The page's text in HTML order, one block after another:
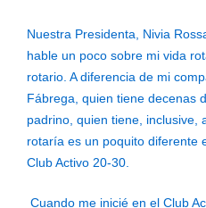
Nuestra Presidenta, Nivia
hable un poco sobre mi vida
rotario. A diferencia de mi
Fábrega, quien tiene decenas
padrino, quien tiene, inclusive,
rotaría es un poquito diferente
Club Activo 20-30.
Cuando me inicié en el Club